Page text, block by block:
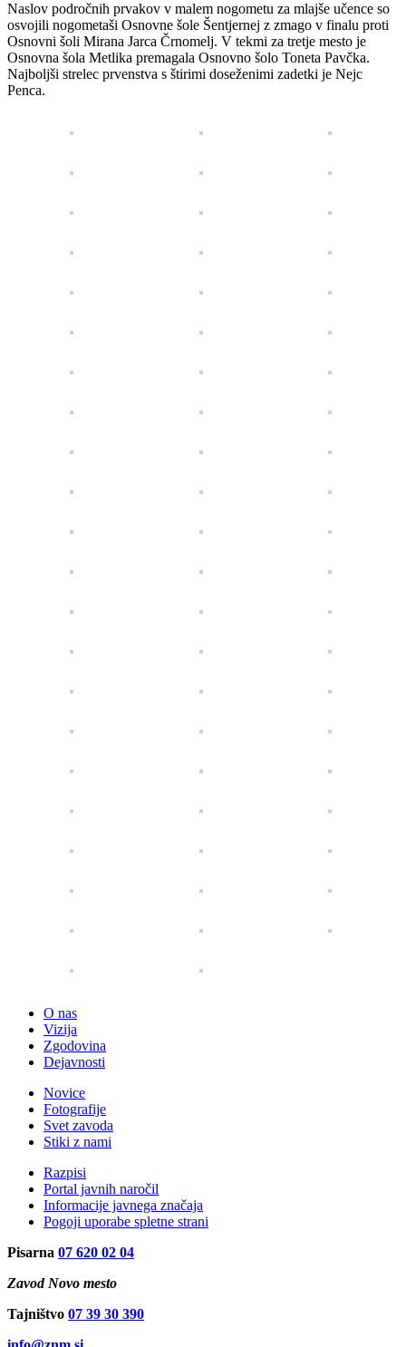
Naslov področnih prvakov v malem nogometu za mlajše učence so
osvojili nogometaši Osnovne šole Šentjernej z zmago v finalu proti
Osnovni šoli Mirana Jarca Črnomelj. V tekmi za tretje mesto je
Osnovna šola Metlika premagala Osnovno šolo Toneta Pavčka.
Najboljši strelec prvenstva s štirimi doseženimi zadetki je Nejc
Penca.
O nas
Vizija
Zgodovina
Dejavnosti
Novice
Fotografije
Svet zavoda
Stiki z nami
Razpisi
Portal javnih naročil
Informacije javnega značaja
Pogoji uporabe spletne strani
Pisarna 07 620 02 04
Zavod Novo mesto
Tajništvo 07 39 30 390